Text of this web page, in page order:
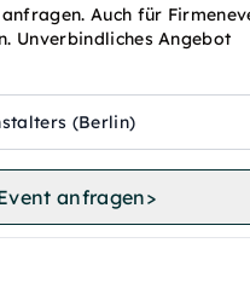
Auch für
Unverbindliches Angebot
(Berlin)
anfragen>